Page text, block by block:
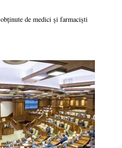
de medici și farmaciști